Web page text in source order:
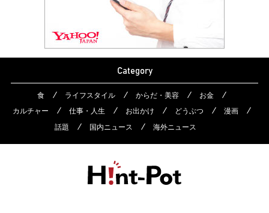
Category
食 ライフスタイル からだ・美容
お金
カルチャー
仕事・人生 お出かけ どうぶつ
漫画
話題
国内ニュース 海外ニュース